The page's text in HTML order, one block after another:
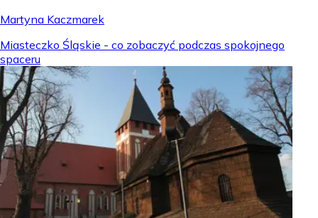
Martyna Kaczmarek
Miasteczko Śląskie - co zobaczyć podczas spokojnego
spaceru